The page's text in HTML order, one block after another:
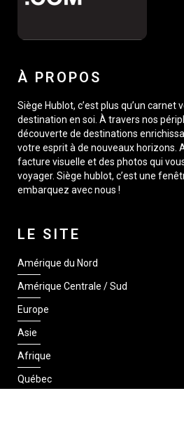
À PROPOS
Siège Hublot, c’est plus qu’un carnet
destination en soi. À travers nos
découverte de destinations
votre esprit à de nouveaux horizons.
facture visuelle et des photos qui
voyager. Siège hublot, c’est une
embarquez avec nous !
LE SITE
Amérique du Nord
Amérique Centrale / Sud
Europe
Asie
Afrique
Québec